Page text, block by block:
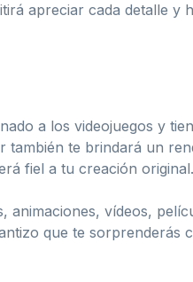
apreciar cada detalle y
a los videojuegos y
también te brindará un
fiel a tu creación original.
animaciones, vídeos,
que te sorprenderás